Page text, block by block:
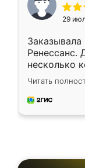
29
Ренессанс.
несколько
эту.
приехал
и снял
мебель
каких-
довольна,
Читать